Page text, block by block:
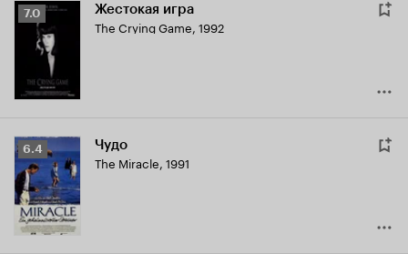
Рейтинг
Кинопоиска
7.0
7.0 Жестокая игра
The Crying Game, 1992
Рейтинг
Кинопоиска
6.4
6.4 Чудо
The Miracle, 1991